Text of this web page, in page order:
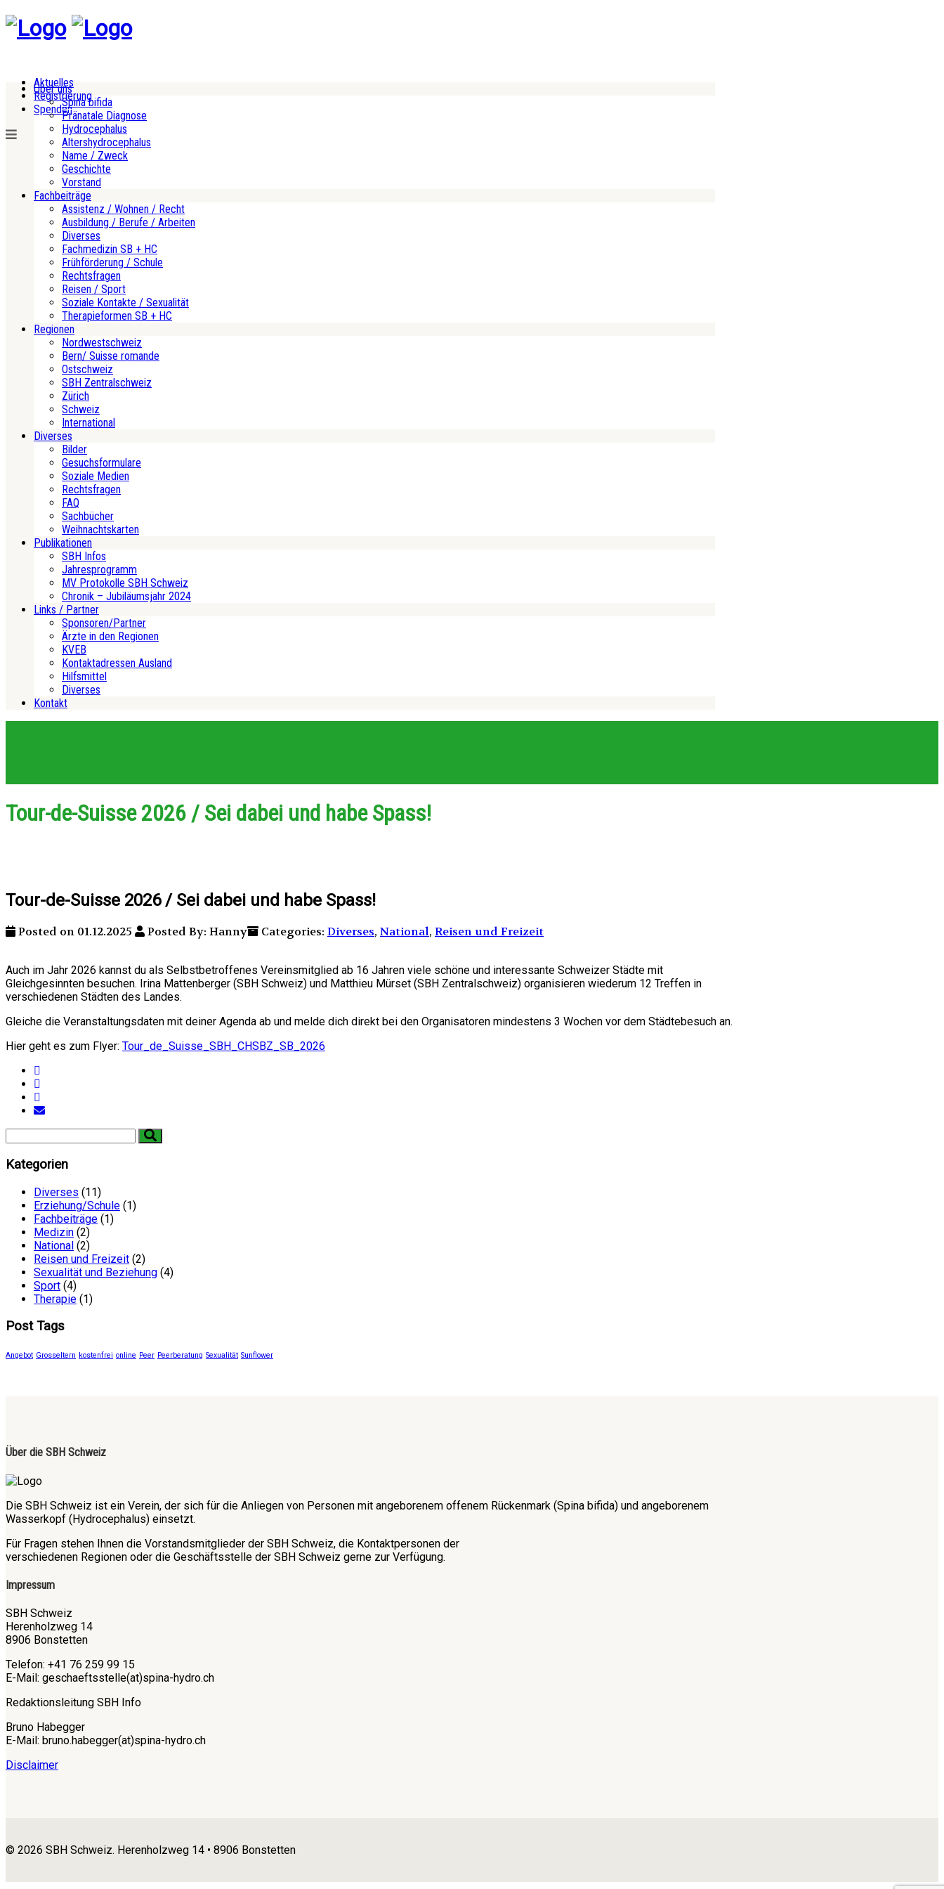
Aktuelles
Registrierung
Spenden
Über uns
Spina bifida
Pränatale Diagnose
Hydrocephalus
Altershydrocephalus
Name / Zweck
Geschichte
Vorstand
Fachbeiträge
Assistenz / Wohnen / Recht
Ausbildung / Berufe / Arbeiten
Diverses
Fachmedizin SB + HC
Frühförderung / Schule
Rechtsfragen
Reisen / Sport
Soziale Kontakte / Sexualität
Therapieformen SB + HC
Regionen
Nordwestschweiz
Bern/ Suisse romande
Ostschweiz
SBH Zentralschweiz
Zürich
Schweiz
International
Diverses
Bilder
Gesuchsformulare
Soziale Medien
Rechtsfragen
FAQ
Sachbücher
Weihnachtskarten
Publikationen
SBH Infos
Jahresprogramm
MV Protokolle SBH Schweiz
Chronik – Jubiläumsjahr 2024
Links / Partner
Sponsoren/Partner
Ärzte in den Regionen
KVEB
Kontaktadressen Ausland
Hilfsmittel
Diverses
Kontakt
Tour-de-Suisse 2026 / Sei dabei und habe Spass!
Tour-de-Suisse 2026 / Sei dabei und habe Spass!
Posted on 01.12.2025 Posted By: Hanny Categories: Diverses, National, Reisen und Freizeit
Auch im Jahr 2026 kannst du als Selbstbetroffenes Vereinsmitglied ab 16 Jahren viele schöne und interessante Schweizer Städte mit
Gleichgesinnten besuchen. Irina Mattenberger (SBH Schweiz) und Matthieu Mürset (SBH Zentralschweiz) organisieren wiederum 12 Treffen in
verschiedenen Städten des Landes.
Gleiche die Veranstaltungsdaten mit deiner Agenda ab und melde dich direkt bei den Organisatoren mindestens 3 Wochen vor dem Städtebesuch an.
Hier geht es zum Flyer: Tour_de_Suisse_SBH_CHSBZ_SB_2026
Kategorien
Diverses (11)
Erziehung/Schule (1)
Fachbeiträge (1)
Medizin (2)
National (2)
Reisen und Freizeit (2)
Sexualität und Beziehung (4)
Sport (4)
Therapie (1)
Post Tags
Angebot Grosseltern kostenfrei online Peer Peerberatung Sexualität Sunflower
Über die SBH Schweiz
Die SBH Schweiz ist ein Verein, der sich für die Anliegen von Personen mit angeborenem offenem Rückenmark (Spina bifida) und angeborenem
Wasserkopf (Hydrocephalus) einsetzt.
Für Fragen stehen Ihnen die Vorstandsmitglieder der SBH Schweiz, die Kontaktpersonen der
verschiedenen Regionen oder die Geschäftsstelle der SBH Schweiz gerne zur Verfügung.
Impressum
SBH Schweiz
Herenholzweg 14
8906 Bonstetten
Telefon: +41 76 259 99 15
E-Mail: geschaeftsstelle(at)spina-hydro.ch
Redaktionsleitung SBH Info
Bruno Habegger
E-Mail: bruno.habegger(at)spina-hydro.ch
Disclaimer
© 2026 SBH Schweiz. Herenholzweg 14 • 8906 Bonstetten